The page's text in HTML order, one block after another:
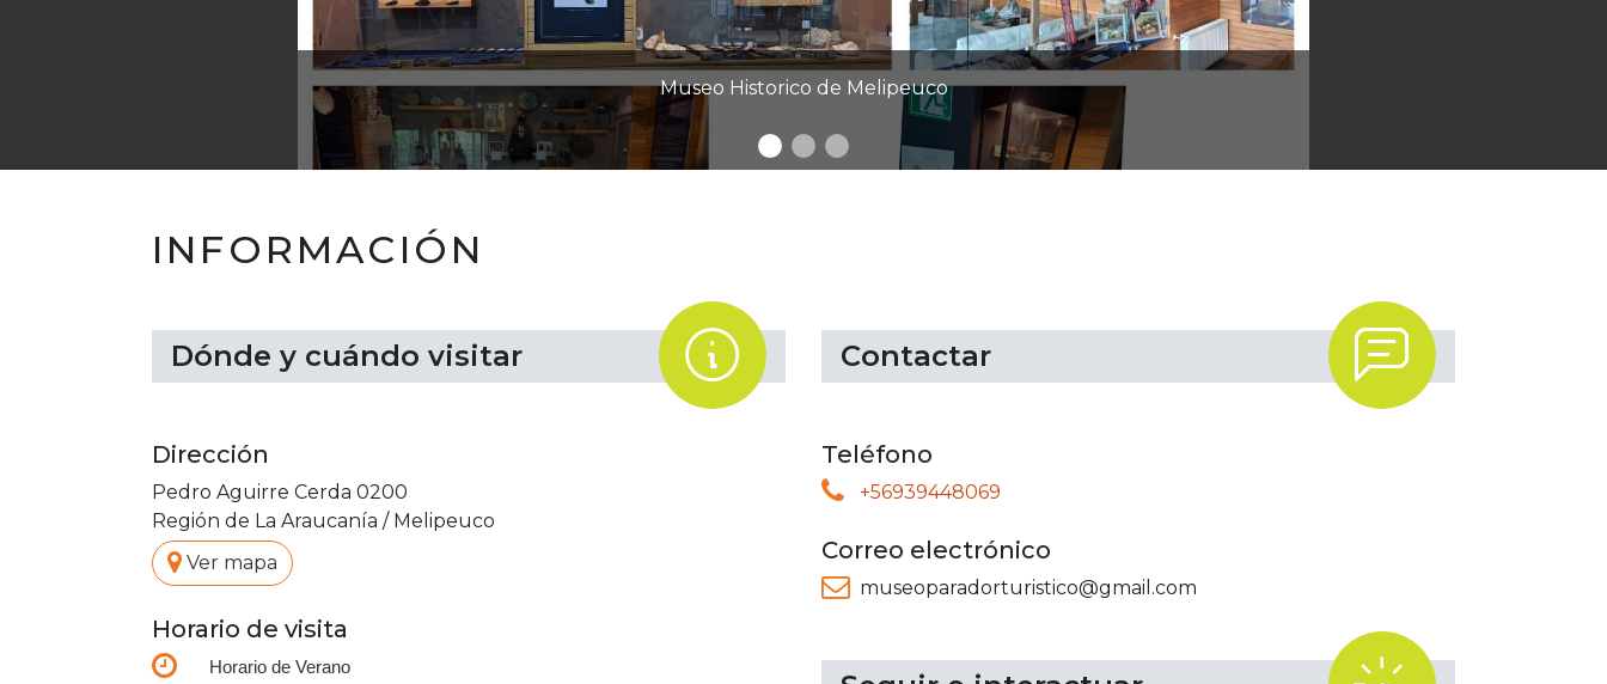
Museo Historico de Melipeuco
INFORMACIÓN
Dónde y cuándo visitar .
Dirección
Pedro Aguirre Cerda 0200
Región de La Araucanía / Melipeuco
. Ver mapa
Horario de visita
Horario de Verano
Contactar .
Teléfono
+56939448069
Correo electrónico
museoparadorturistico@gmail.com